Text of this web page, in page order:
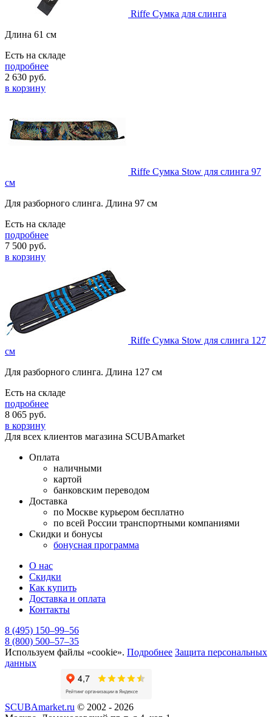
Riffe Сумка для слинга
Длина 61 см
Есть на складе
подробнее
2 630 руб.
в корзину
Riffe Сумка Stow для слинга 97
см
Для разборного слинга. Длина 97 см
Есть на складе
подробнее
7 500 руб.
в корзину
Riffe Сумка Stow для слинга 127
см
Для разборного слинга. Длина 127 см
Есть на складе
подробнее
8 065 руб.
в корзину
Для всех клиентов магазина SCUBAmarket
Оплата
наличными
картой
банковским переводом
Доставка
по Москве курьером бесплатно
по всей России транспортными компаниями
Скидки и бонусы
бонусная программа
О нас
Скидки
Как купить
Доставка и оплата
Контакты
8 (495) 150–99–56
8 (800) 500–57–35
Используем файлы «cookie». Подробнее Защита персональных
данных
SCUBAmarket.ru © 2002 - 2026